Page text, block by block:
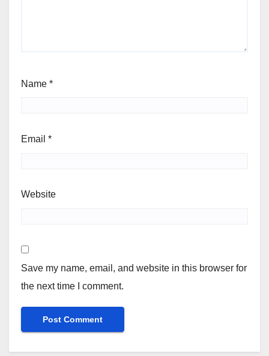
Name *
Email *
Website
Save my name, email, and website in this browser for
the next time I comment.